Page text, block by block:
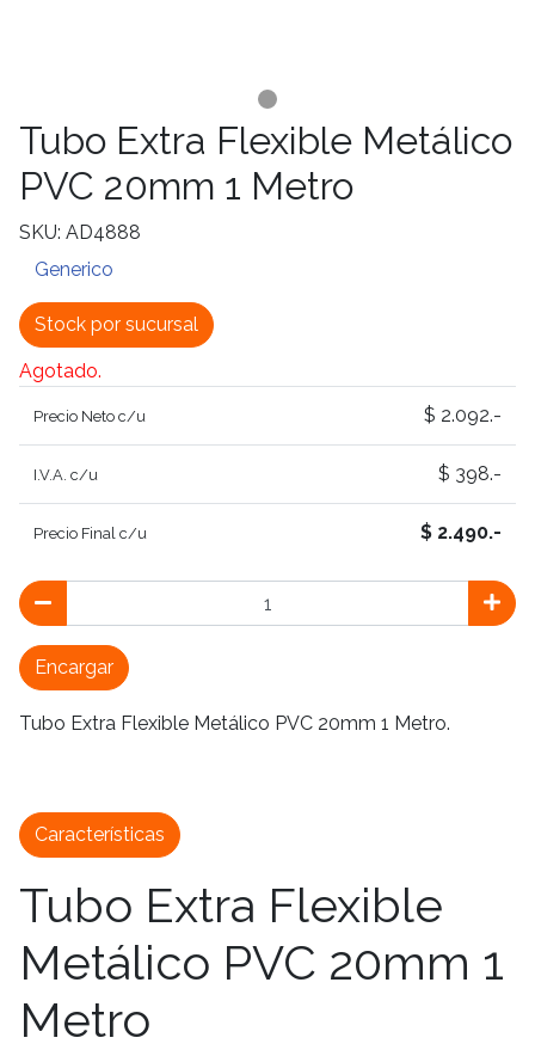
Tubo Extra Flexible Metálico
PVC 20mm 1 Metro
SKU: AD4888
Generico
Stock por sucursal
Agotado.
Precio Neto c/u $ 2.092.-
I.V.A. c/u $ 398.-
Precio Final c/u $ 2.490.-
Encargar
Tubo Extra Flexible Metálico PVC 20mm 1 Metro.
Tubo Extra Flexible
Metálico PVC 20mm 1
Metro
Características